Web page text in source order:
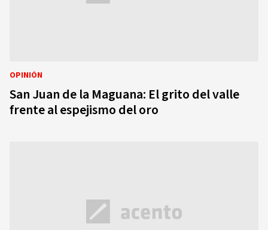
OPINIÓN
San Juan de la Maguana: El grito del valle
frente al espejismo del oro